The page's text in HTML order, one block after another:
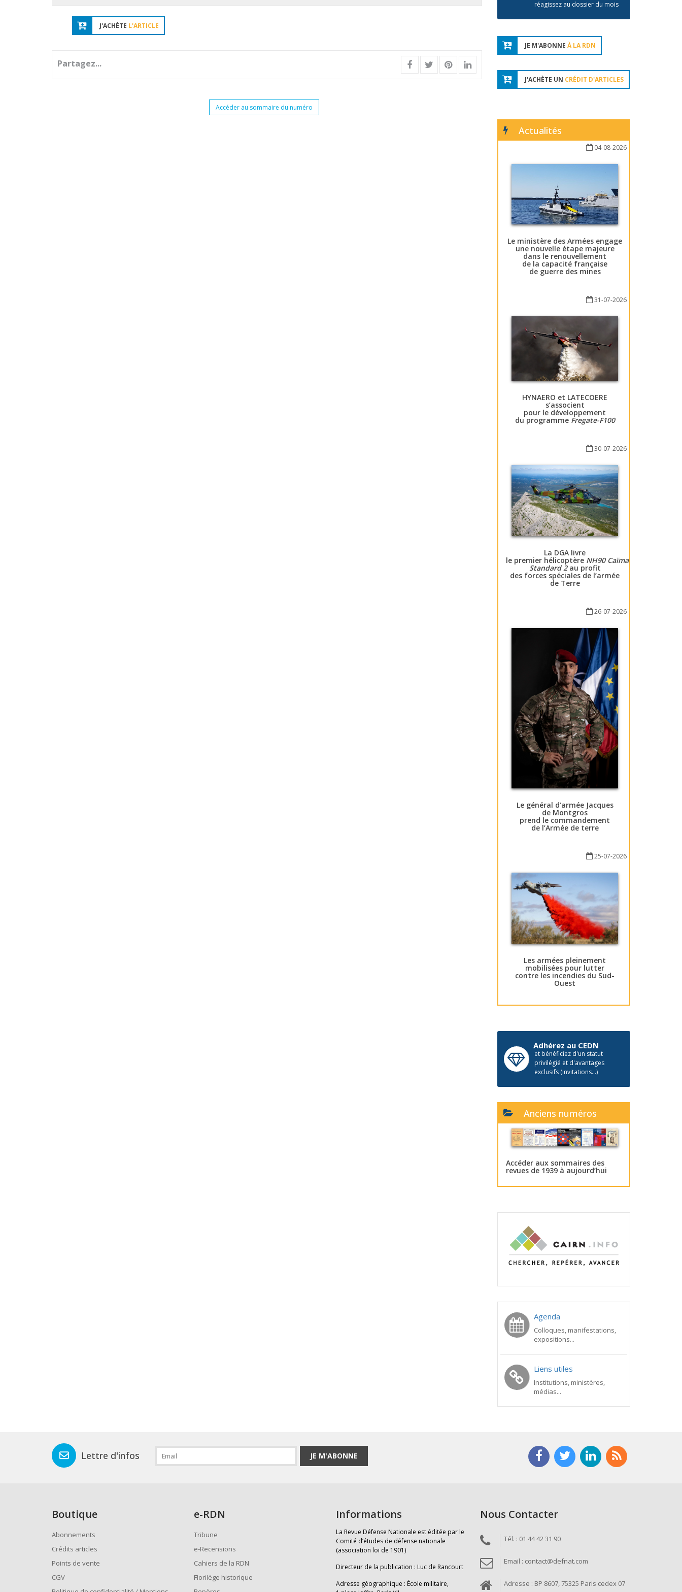
J'ACHÈTE L'ARTICLE
Partagez...
Accéder au sommaire du numéro
réagissez au dossier du mois
JE M'ABONNE À LA RDN
J'ACHÈTE UN CRÉDIT D'ARTICLES
Actualités
04-08-2026
Le ministère des Armées engage
une nouvelle étape majeure
dans le renouvellement
de la capacité française
de guerre des mines
31-07-2026
HYNAERO et LATECOERE
s’associent
pour le développement
du programme Fregate-F100
30-07-2026
La DGA livre
le premier hélicoptère NH90 Caïman
Standard 2au profit
des forces spéciales de l’armée
de Terre
26-07-2026
Le général d’armée Jacques
de Montgros
prend le commandement
de l’Armée de terre
25-07-2026
Les armées pleinement
mobilisées pour lutter
contre les incendies du Sud-
Ouest
Adhérez au CEDN
et bénéficiez d'un statut
privilégié et d'avantages
exclusifs (invitations...)
Anciens numéros
Accéder aux sommaires des
revues de 1939 à aujourd’hui
Agenda
Colloques, manifestations,
expositions...
Liens utiles
Institutions, ministères,
médias...
Lettre d'infos JE M'ABONNE
Boutique
Abonnements
Crédits articles
Points de vente
CGV
e-RDN
Tribune
e-Recensions
Cahiers de la RDN
Florilège historique
Informations
La Revue Défense Nationale est éditée par le
Comité d’études de défense nationale
(association loi de 1901)
Directeur de la publication : Luc de Rancourt
Adresse géographique : École militaire,
Nous Contacter
Tél. : 01 44 42 31 90
Email : contact@defnat.com
Adresse : BP 8607, 75325 Paris cedex 07